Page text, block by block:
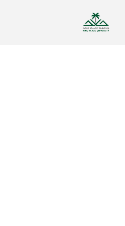
المحتوى